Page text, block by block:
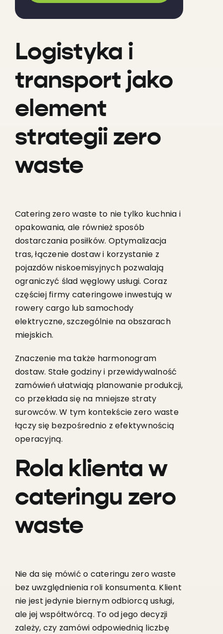
Logistyka i
transport jako
element
strategii zero
waste
Catering zero waste to nie tylko kuchnia i
opakowania, ale również sposób
dostarczania posiłków. Optymalizacja
tras, łączenie dostaw i korzystanie z
pojazdów niskoemisyjnych pozwalają
ograniczyć ślad węglowy usługi. Coraz
częściej firmy cateringowe inwestują w
rowery cargo lub samochody
elektryczne, szczególnie na obszarach
miejskich.
Znaczenie ma także harmonogram
dostaw. Stałe godziny i przewidywalność
zamówień ułatwiają planowanie produkcji,
co przekłada się na mniejsze straty
surowców. W tym kontekście zero waste
łączy się bezpośrednio z efektywnością
operacyjną.
Rola klienta w
cateringu zero
waste
Nie da się mówić o cateringu zero waste
bez uwzględnienia roli konsumenta. Klient
nie jest jedynie biernym odbiorcą usługi,
ale jej współtwórcą. To od jego decyzji
zależy, czy zamówi odpowiednią liczbę